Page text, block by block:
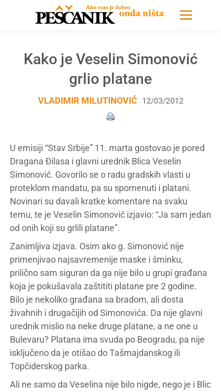
Kako je Veselin Simonović
grlio platane
VLADIMIR MILUTINOVIĆ 12/03/2012
U emisiji “Stav Srbije” 11. marta gostovao je pored
Dragana Đilasa i glavni urednik Blica Veselin
Simonović. Govorilo se o radu gradskih vlasti u
proteklom mandatu, pa su spomenuti i platani.
Novinari su davali kratke komentare na svaku
temu, te je Veselin Simonović izjavio: “Ja sam jedan
od onih koji su grlili platane”.
Zanimljiva izjava. Osim ako g. Simonović nije
primenjivao najsavremenije maske i šminku,
prilično sam siguran da ga nije bilo u grupi građana
koja je pokušavala zaštititi platane pre 2 godine.
Bilo je nekoliko građana sa bradom, ali dosta
živahnih i drugačijih od Simonovića. Da nije glavni
urednik mislio na neke druge platane, a ne one u
Bulevaru? Platana ima svuda po Beogradu, pa nije
isključeno da je otišao do Tašmajdanskog ili
Topčiderskog parka.
Ali ne samo da Veselina nije bilo nigde, nego je i Blic